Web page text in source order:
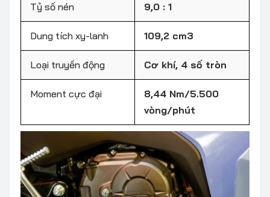
Tỷ số nén 9,0 : 1
Dung tích xy-lanh 109,2 cm3
Loại truyền động Cơ khí, 4 số tròn
Moment cực đại
8,44 Nm/5.500
vòng/phút